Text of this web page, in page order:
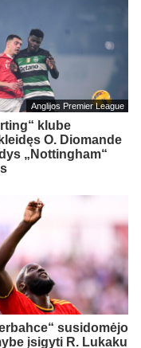
Anglijos Premier League
klube
O. Diomande
„Nottingham“
susidomėjo
įsigyti R. Lukaku